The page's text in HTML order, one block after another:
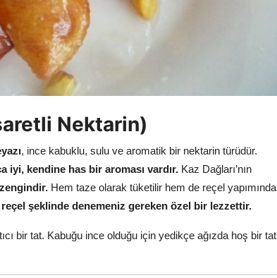
Nektarin)
, ince kabuklu, sulu ve aromatik bir nektarin türüdür.
iyi, kendine has bir aroması vardır. Kaz Dağları’nın
Hem taze olarak tüketilir hem de reçel yapımında
şeklinde denemeniz gereken özel bir lezzettir.
bir tat. Kabuğu ince olduğu için yedikçe ağızda hoş bir tat